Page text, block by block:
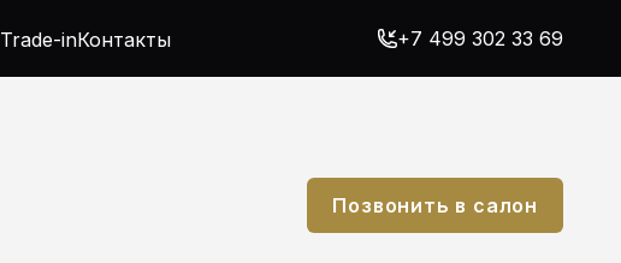
Trade-inКонтакты +7 499 302 33 69
Позвонить в салон